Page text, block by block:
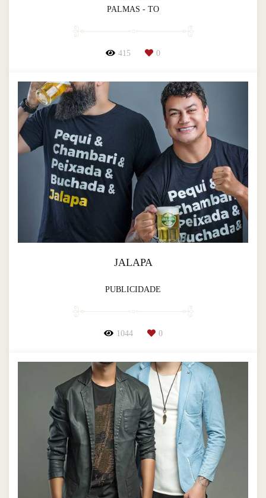
PALMAS - TO
415 0
JALAPA
PUBLICIDADE
1044 0